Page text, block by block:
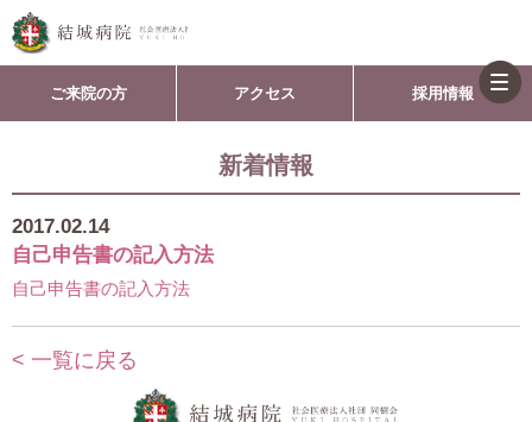
ご来院の方 アクセス 採用情報
新着情報
2017.02.14
自己申告書の記入方法
自己申告書の記入方法
< 一覧に戻る